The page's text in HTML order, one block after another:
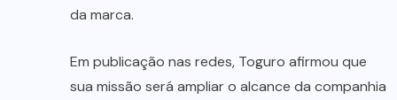
da marca.
Em publicação nas redes, Toguro afirmou que
sua missão será ampliar o alcance da companhia